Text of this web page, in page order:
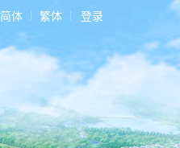
简体 繁体 登录